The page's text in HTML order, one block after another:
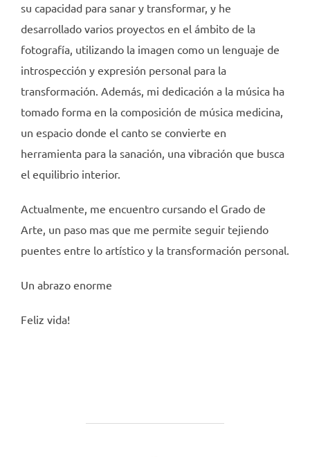
su capacidad para sanar y transformar, y he
desarrollado varios proyectos en el ámbito de la
fotografía, utilizando la imagen como un lenguaje de
introspección y expresión personal para la
transformación. Además, mi dedicación a la música ha
tomado forma en la composición de música medicina,
un espacio donde el canto se convierte en
herramienta para la sanación, una vibración que busca
el equilibrio interior.
Actualmente, me encuentro cursando el Grado de
Arte, un paso mas que me permite seguir tejiendo
puentes entre lo artístico y la transformación personal.
Un abrazo enorme
Feliz vida!